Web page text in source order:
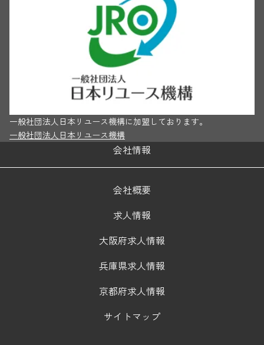
一般社団法人日本リユース機構に加盟しております。
一般社団法人日本リユース機構
会社情報
会社概要
求人情報
大阪府求人情報
兵庫県求人情報
京都府求人情報
サイトマップ